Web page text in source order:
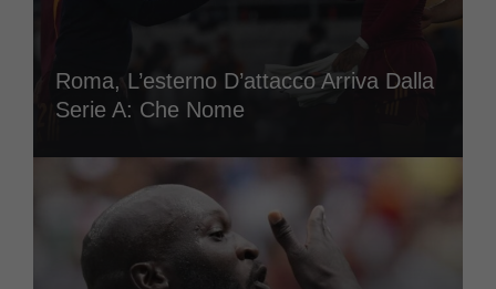
Roma, L’esterno D’attacco Arriva Dalla
Serie A: Che Nome